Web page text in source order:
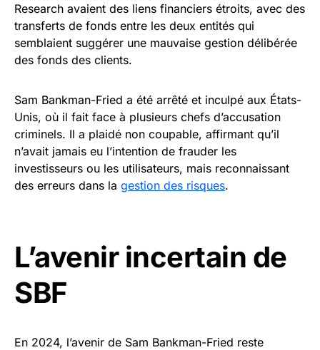
Research avaient des liens financiers étroits, avec des
transferts de fonds entre les deux entités qui
semblaient suggérer une mauvaise gestion délibérée
des fonds des clients.
Sam Bankman-Fried a été arrêté et inculpé aux États-
Unis, où il fait face à plusieurs chefs d’accusation
criminels. Il a plaidé non coupable, affirmant qu’il
n’avait jamais eu l’intention de frauder les
investisseurs ou les utilisateurs, mais reconnaissant
des erreurs dans la gestion des risques.
L’avenir incertain de
SBF
En 2024, l’avenir de Sam Bankman-Fried reste